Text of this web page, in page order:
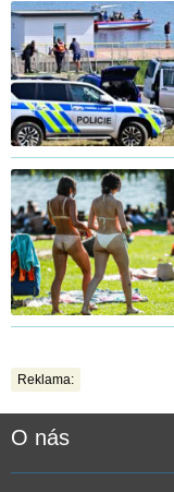
Reklama:
O nás